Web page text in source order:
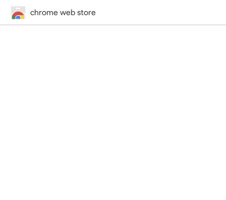
chrome web store